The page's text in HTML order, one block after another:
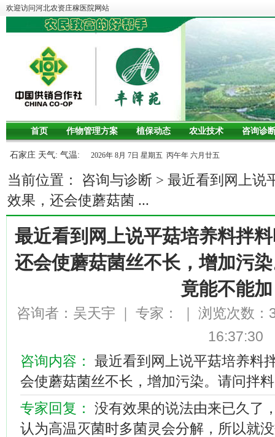
欢迎访问河北农资庄稼医院网站
首页 作物管理方案 植保动态 农业技术 咨询诊
石家庄 天气: 气温: 2026年 8月 7日 星期五 丙午年 六月廿五
当前位置： 咨询与诊断 > 最近看到网上说
效果，还会使蘑菇菌 ...
最近看到网上说平菇培养料拌
还会使蘑菇菌丝不长，增加污
竟能不能
咨询者：吴天宇 专家： 浏览次数：
16:37:30
咨询内容：
最近看到网上说平菇培养料
会使蘑菇菌丝不长，增加污染。请问拌
专家回复：
没有效果的说法由来已久了
认为高温灭菌时多菌灵会分解，所以就